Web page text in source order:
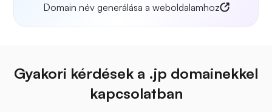
Domain név generálása a weboldalamhoz
Gyakori kérdések a .jp domainekkel
kapcsolatban